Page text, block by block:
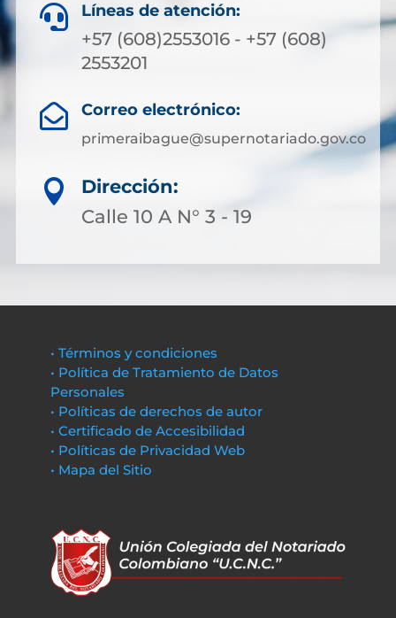
 Líneas de atención:
+57 (608)2553016 - +57 (608)
2553201
 Correo electrónico:
primeraibague@supernotariado.gov.co

Dirección:
Calle 10 A N° 3 - 19
• Términos y condiciones
• Política de Tratamiento de Datos
Personales
• Políticas de derechos de autor
• Certificado de Accesibilidad
• Políticas de Privacidad Web
• Mapa del Sitio